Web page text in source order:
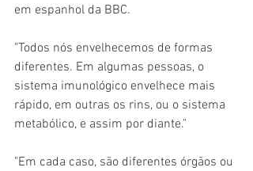
em espanhol da BBC.
"Todos nós envelhecemos de formas
diferentes. Em algumas pessoas, o
sistema imunológico envelhece mais
rápido, em outras os rins, ou o sistema
metabólico, e assim por diante."
"Em cada caso, são diferentes órgãos ou